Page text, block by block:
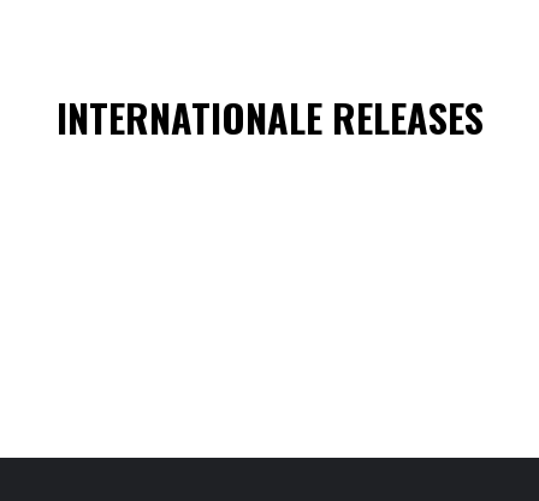
INTERNATIONALE RELEASES